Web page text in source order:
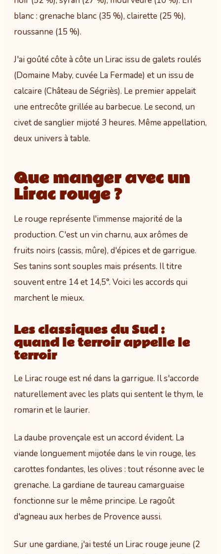
blanc : grenache blanc (35 %), clairette (25 %),
roussanne (15 %).
J'ai goûté côte à côte un Lirac issu de galets roulés
(Domaine Maby, cuvée La Fermade) et un issu de
calcaire (Château de Ségriès). Le premier appelait
une entrecôte grillée au barbecue. Le second, un
civet de sanglier mijoté 3 heures. Même appellation,
deux univers à table.
Que manger avec un
Lirac rouge ?
Le rouge représente l'immense majorité de la
production. C'est un vin charnu, aux arômes de
fruits noirs (cassis, mûre), d'épices et de garrigue.
Ses tanins sont souples mais présents. Il titre
souvent entre 14 et 14,5°. Voici les accords qui
marchent le mieux.
Les classiques du Sud :
quand le terroir appelle le
terroir
Le Lirac rouge est né dans la garrigue. Il s'accorde
naturellement avec les plats qui sentent le thym, le
romarin et le laurier.
La daube provençale est un accord évident. La
viande longuement mijotée dans le vin rouge, les
carottes fondantes, les olives : tout résonne avec le
grenache. La gardiane de taureau camarguaise
fonctionne sur le même principe. Le ragoût
d'agneau aux herbes de Provence aussi.
Sur une gardiane, j'ai testé un Lirac rouge jeune (2